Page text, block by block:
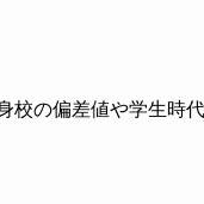
校の偏差値や学生時